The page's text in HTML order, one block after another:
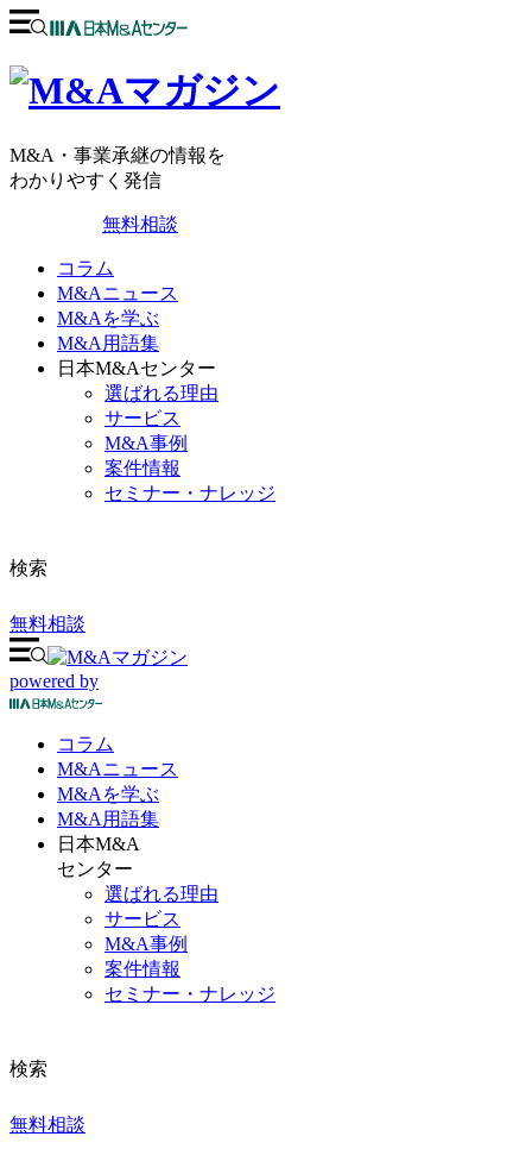
M&A・事業承継の情報を
わかりやすく発信
無料相談
コラム
M&Aニュース
M&Aを学ぶ
M&A用語集
日本M&Aセンター
選ばれる理由
サービス
M&A事例
案件情報
セミナー・ナレッジ
検索
無料相談
powered by
コラム
M&Aニュース
M&Aを学ぶ
M&A 用語集
日本M&A
センター
選ばれる理由
サービス
M&A事例
案件情報
セミナー・ナレッジ
検索
無料相談